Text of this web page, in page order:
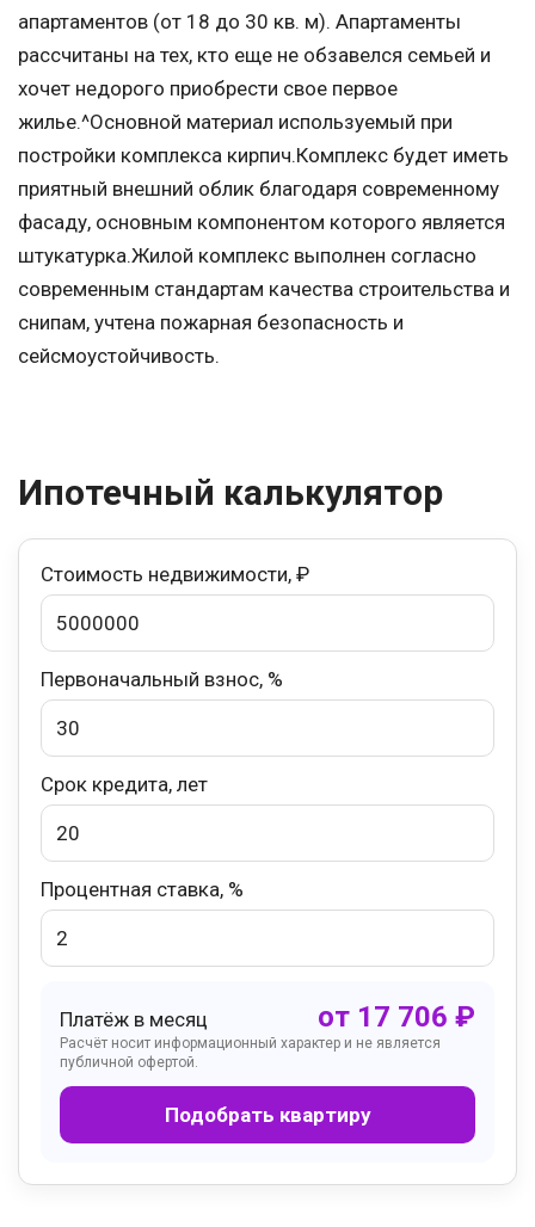
апартаментов (от 18 до 30 кв. м). Апартаменты
рассчитаны на тех, кто еще не обзавелся семьей и
хочет недорого приобрести свое первое
жилье.^Основной материал используемый при
постройки комплекса кирпич.Комплекс будет иметь
приятный внешний облик благодаря современному
фасаду, основным компонентом которого является
штукатурка.Жилой комплекс выполнен согласно
современным стандартам качества строительства и
снипам, учтена пожарная безопасность и
сейсмоустойчивость.
Ипотечный калькулятор
Стоимость недвижимости, ₽
Первоначальный взнос, %
Срок кредита, лет
Процентная ставка, %
Платёж в месяц от 17 706 ₽
Расчёт носит информационный характер и не является
публичной офертой.
Подобрать квартиру